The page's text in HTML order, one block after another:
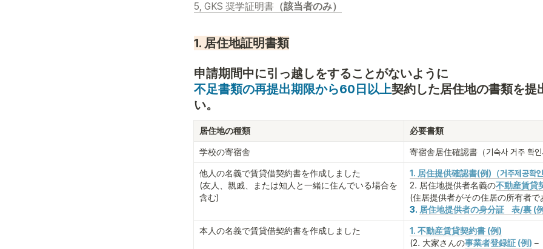
5, GKS 奨学証明書 （該当者のみ）
1. 居住地証明書類
不足書類の再提出期限から60日以上契約した居住地の書類を提
い。
居住地の種類 必要書類
学校の寄宿舎 寄宿舎居住確認書（기숙사 거주 확인
他人の名義で賃貸借契約書を作成しました
(友人、親戚、または知人と一緒に住んでいる場合を
含む)
1. 居住提供確認書(例)（거주제공확인
2. 居住地提供者名義の不動産賃貸
(住居提供者がその住居の所有者で
3. 居住地提供者の身分証　表/裏 (
本人の名義で賃貸借契約書を作成しました
1. 不動産賃貸契約書 (例)
(2. 大家さんの事業者登録証 (例)